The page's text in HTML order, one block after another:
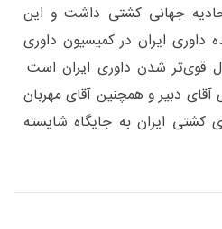
جهانی کشتی داشت و این
داوری ایران در کمیسیون داوری
قوی‌تر شدن داوری ایران است.
آقای دبیر و همچنین آقای مهربان
کشتی ایران به جایگاه شایسته